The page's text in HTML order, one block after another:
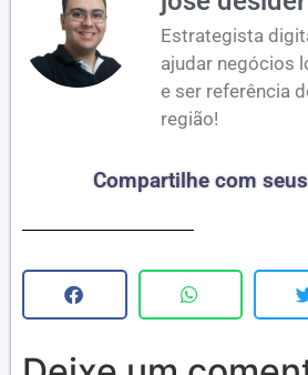
Estrategista
ajudar negócios
e ser referência
região!
Compartilhe com